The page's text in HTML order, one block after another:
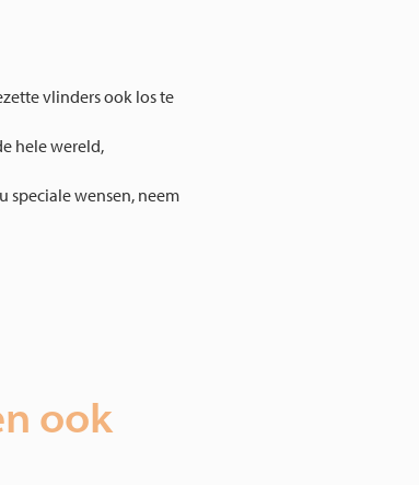
vlinders ook los te
hele wereld,
speciale wensen, neem
ook